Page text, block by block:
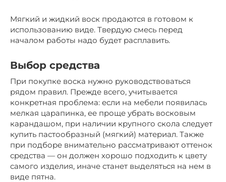
Мягкий и жидкий воск продаются в готовом к
использованию виде. Твердую смесь перед
началом работы надо будет расплавить.
Выбор средства
При покупке воска нужно руководствоваться
рядом правил. Прежде всего, учитывается
конкретная проблема: если на мебели появилась
мелкая царапинка, ее проще убрать восковым
карандашом, при наличии крупного скола следует
купить пастообразный (мягкий) материал. Также
при подборе внимательно рассматривают оттенок
средства — он должен хорошо подходить к цвету
самого изделия, иначе станет выделяться на нем в
виде пятна.